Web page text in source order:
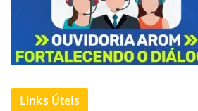
Links Úteis